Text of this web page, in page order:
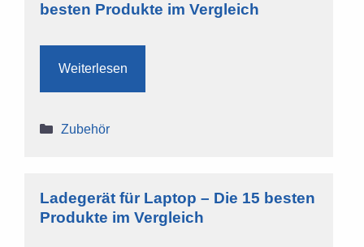
besten Produkte im Vergleich
Weiterlesen
Kategorien
Zubehör
Ladegerät für Laptop – Die 15 besten
Produkte im Vergleich